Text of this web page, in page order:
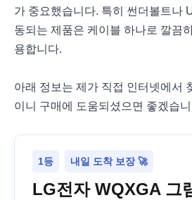
가 중요했습니다. 특히 썬더볼트나
동되는 제품은 케이블 하나로 깔끔
용합니다.
아래 정보는 제가 직접 인터넷에서
이니 구매에 도움되셨으면 좋겠습
1등 내일 도착 보장 🚀
LG전자 WQXGA 그